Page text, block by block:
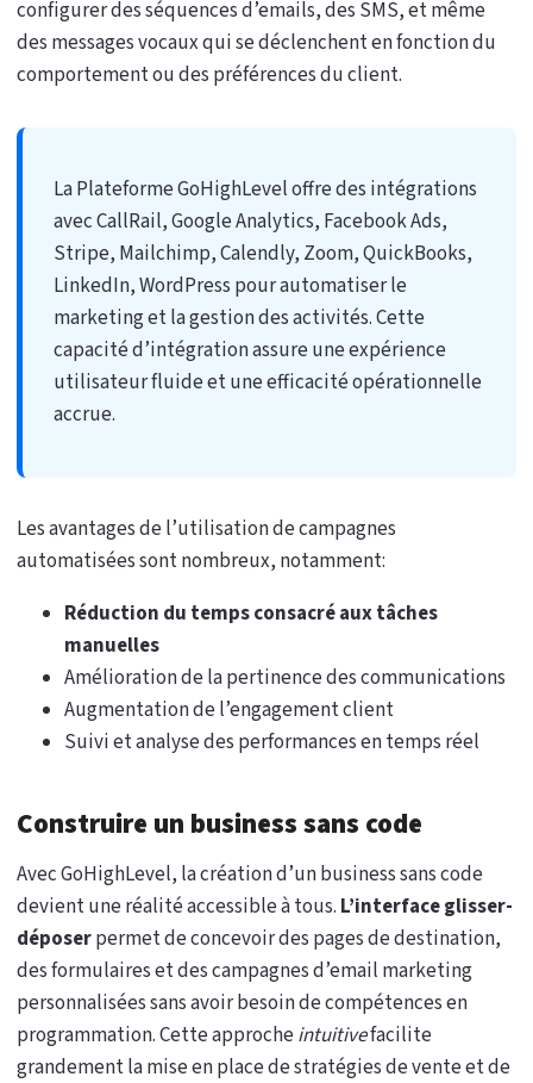
configurer des séquences d’emails, des SMS, et même
des messages vocaux qui se déclenchent en fonction du
comportement ou des préférences du client.
La Plateforme GoHighLevel offre des intégrations
avec CallRail, Google Analytics, Facebook Ads,
Stripe, Mailchimp, Calendly, Zoom, QuickBooks,
LinkedIn, WordPress pour automatiser le
marketing et la gestion des activités. Cette
capacité d’intégration assure une expérience
utilisateur fluide et une efficacité opérationnelle
accrue.
Les avantages de l’utilisation de campagnes
automatisées sont nombreux, notamment:
Réduction du temps consacré aux tâches
manuelles
Amélioration de la pertinence des communications
Augmentation de l’engagement client
Suivi et analyse des performances en temps réel
Construire un business sans code
Avec GoHighLevel, la création d’un business sans code
devient une réalité accessible à tous. L’interface glisser-
déposerpermet de concevoir des pages de destination,
des formulaires et des campagnes d’email marketing
personnalisées sans avoir besoin de compétences en
programmation. Cette approcheintuitivefacilite
grandement la mise en place de stratégies de vente et de